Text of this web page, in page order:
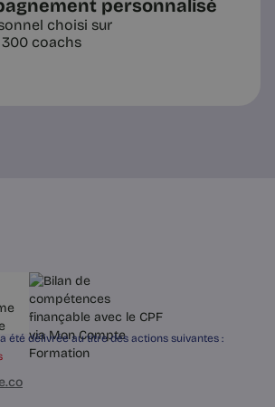
personnalisé
choisi sur
coachs
été délivrée au titre des actions suivantes :